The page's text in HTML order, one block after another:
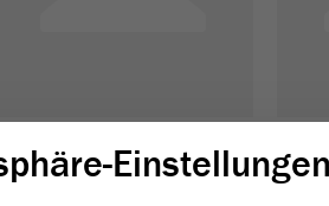
Borgwardt
- Wahlkreis 25 (Jessen) AfD -
Einstellungen